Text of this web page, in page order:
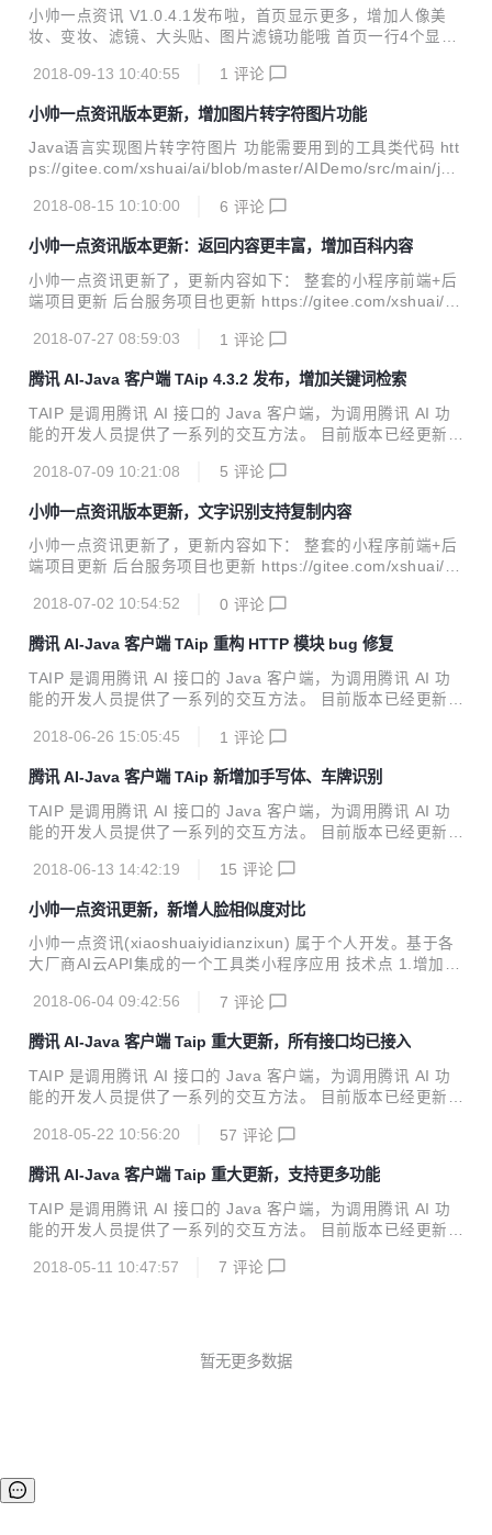
小帅一点资讯 V1.0.4.1发布啦，首页显示更多，增加人像美
妆、变妆、滤镜、大头贴、图片滤镜功能哦 首页一行4个显示
片滤镜功能 操作演示 快速扫描体验
2018-09-13 10:40:55 1 评论
小帅一点资讯版本更新，增加图片转字符图片功能
Java语言实现图片转字符图片 功能需要用到的工具类代码 htt
ps://gitee.com/xshuai/ai/blob/master/AIDemo/src/main/jav
e.com/xshuai/ai/blob/master/AIDemo/src/main/java/com/x
blob/master/AIDemo/src/main/java/com/xs/util/...
2018-08-15 10:10:00 6 评论
小帅一点资讯版本更新：返回内容更丰富，增加百科内容
小帅一点资讯更新了，更新内容如下： 整套的小程序前端+后
端项目更新 后台服务项目也更新 https://gitee.com/xshuai/xa
2018-07-27 08:59:03
1 评论
腾讯 AI-Java 客户端 TAip 4.3.2 发布，增加关键词检索
TAIP 是调用腾讯 AI 接口的 Java 客户端，为调用腾讯 AI 功
能的开发人员提供了一系列的交互方法。 目前版本已经更新至
检索接口 优图手写OCR接口。方法支持图片URL识别 Java J
me</groupId> <artifactId>taip</artifactId> <version
>4.3.2</version> </dependency> 全部特性 【face人脸识
别】 人脸检测与分析、多...
2018-07-09 10:21:08 5 评论
小帅一点资讯版本更新，文字识别支持复制内容
小帅一点资讯更新了，更新内容如下： 整套的小程序前端+后
端项目更新 后台服务项目也更新 https://gitee.com/xshuai/xa
微信扫一扫
2018-07-02 10:54:52 0 评论
腾讯 AI-Java 客户端 TAip 重构 HTTP 模块 bug 修复
TAIP 是调用腾讯 AI 接口的 Java 客户端，为调用腾讯 AI 功
能的开发人员提供了一系列的交互方法。 目前版本已经更新至
代码重构、删除之前的HttpUtil代码，废弃一些暂时不用使用
一些限制，接口无法正常使用image_url参数) Java JDK 1.7+
Maven引入 <dependency> <groupId>cn.xsshome</gro
upId> <artifactId>taip</artifactI...
2018-06-26 15:05:45 1 评论
腾讯 AI-Java 客户端 TAip 新增加手写体、车牌识别
TAIP 是调用腾讯 AI 接口的 Java 客户端，为调用腾讯 AI 功
能的开发人员提供了一系列的交互方法。 目前版本已经更新至
块新增手写体识别、车牌识别 public class Sample { //设
D = "你的 App ID"; public static final String APP_KE
Y = "你的 Api Key"; public static void main(String[...
2018-06-13 14:42:19 15 评论
小帅一点资讯更新，新增人脸相似度对比
小帅一点资讯(xiaoshuaiyidianzixun) 属于个人开发。基于各
大厂商AI云API集成的一个工具类小程序应用 技术点 1.增加了
了人脸对比。上传2张不同的面部图片。即可分析2张图片之间
e.com/xshuai/codes/7vq4n38grhkb6p1c9ix2t32
2018-06-04 09:42:56 7 评论
腾讯 AI-Java 客户端 Taip 重大更新，所有接口均已接入
TAIP 是调用腾讯 AI 接口的 Java 客户端，为调用腾讯 AI 功
能的开发人员提供了一系列的交互方法。 目前版本已经更新至
aven引入 <dependency> <groupId>cn.xsshome</grou
ersion> </dependency> 新特性 语音识别模块新增长语音识
别 全部特性 【face人脸识别】 人脸检测与分析、多人脸检
测、人脸对比、跨年龄人脸识别、...
2018-05-22 10:56:20 57 评论
腾讯 AI-Java 客户端 Taip 重大更新，支持更多功能
TAIP 是调用腾讯 AI 接口的 Java 客户端，为调用腾讯 AI 功
能的开发人员提供了一系列的交互方法。 目前版本已经更新至
特性 人脸识别（个体管理、信息管理）、图片特效接口服务调
信息、获取组列表、获取个体列表、获取人脸列表、获取人脸
2018-05-11 10:47:57 7 评论
暂无更多数据